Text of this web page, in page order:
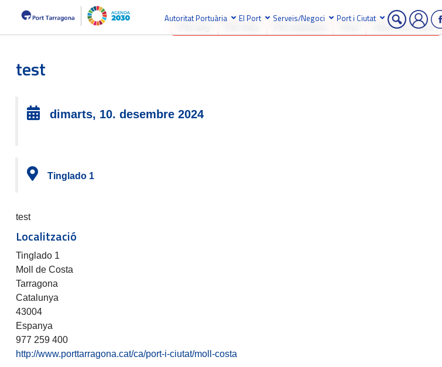
Autoritat Portuària El Port Serveis/Negoci Port i Ciutat
Anar a un mes
test
dimarts, 10. desembre 2024
Tinglado 1
test
Localització
Tinglado 1
Moll de Costa
Tarragona
Catalunya
43004
Espanya
977 259 400
http://www.porttarragona.cat/ca/port-i-ciutat/moll-costa